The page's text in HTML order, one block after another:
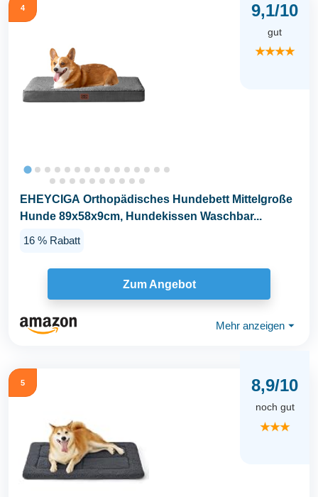
4 9,1/10
gut
★★★★
EHEYCIGA Orthopädisches Hundebett Mittelgroße
Hunde 89x58x9cm, Hundekissen Waschbar...
16 % Rabatt
Zum Angebot
Mehr anzeigen ⏷
5 8,9/10
noch gut
★★★